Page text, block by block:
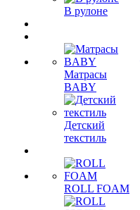
В рулоне
Матрасы
BABY
Детский
текстиль
ROLL FOAM